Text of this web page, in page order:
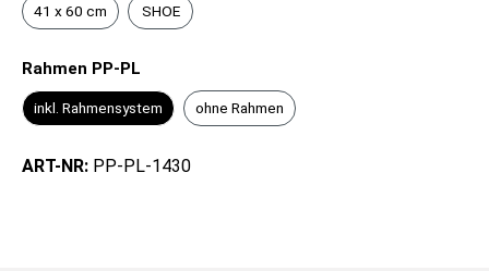
41 x 60 cm SHOE
Rahmen PP-PL
inkl. Rahmensystem ohne Rahmen
ART-NR: PP-PL-1430